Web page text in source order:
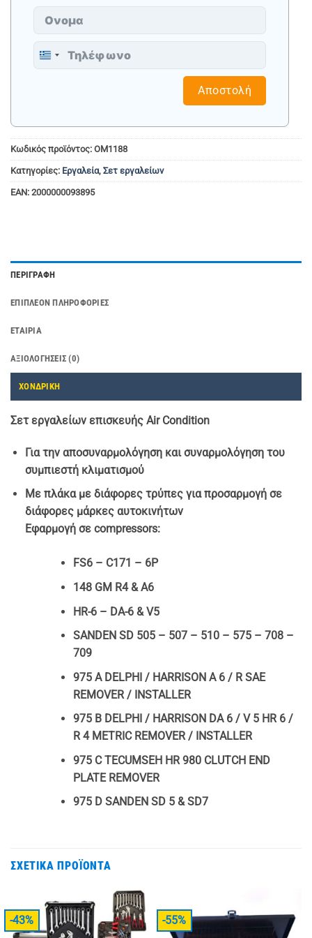
Greece
Αποστολή
Κωδικός προϊόντος: ΟΜ1188
Κατηγορίες: Εργαλεία, Σετ εργαλείων
EAN: 2000000093895
ΠΕΡΙΓΡΑΦΉ
ΕΠΙΠΛΈΟΝ ΠΛΗΡΟΦΟΡΊΕΣ
ΕΤΑΙΡΊΑ
ΑΞΙΟΛΟΓΉΣΕΙΣ (0)
ΧΟΝΔΡΙΚΗ
Σετ εργαλείων επισκευής Air Condition
Για την αποσυναρμολόγηση και συναρμολόγηση του
συμπιεστή κλιματισμού
Με πλάκα με διάφορες τρύπες για προσαρμογή σε
διάφορες μάρκες αυτοκινήτων
Εφαρμογή σε compressors:
FS6 – C171 – 6P
148 GM R4 & A6
HR-6 – DA-6 & V5
SANDEN SD 505 – 507 – 510 – 575 – 708 –
709
975 A DELPHI / HARRISON A 6 / R SAE
REMOVER / INSTALLER
975 B DELPHI / HARRISON DA 6 / V 5 HR 6 /
R 4 METRIC REMOVER / INSTALLER
975 C TECUMSEH HR 980 CLUTCH END
PLATE REMOVER
975 D SANDEN SD 5 & SD7
ΣΧΕΤΙΚΆ ΠΡΟΪΌΝΤΑ
-43% -55%